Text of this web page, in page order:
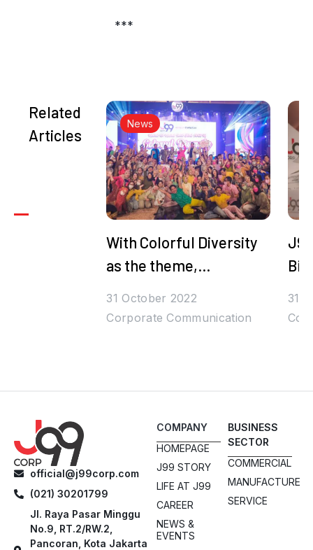
***
Related
Articles
News
With Colorful Diversity
as the theme,
Bihalal is Packed with
31 October 2022
Corporate Communication
31
official@j99corp.com
(021) 30201799
Jl. Raya Pasar Minggu
No.9, RT.2/RW.2,
Pancoran, Kota Jakarta
COMPANY
HOMEPAGE
J99 STORY
LIFE AT J99
CAREER
NEWS &
EVENTS
BUSINESS
SECTOR
COMMERCIAL
MANUFACTURE
SERVICE